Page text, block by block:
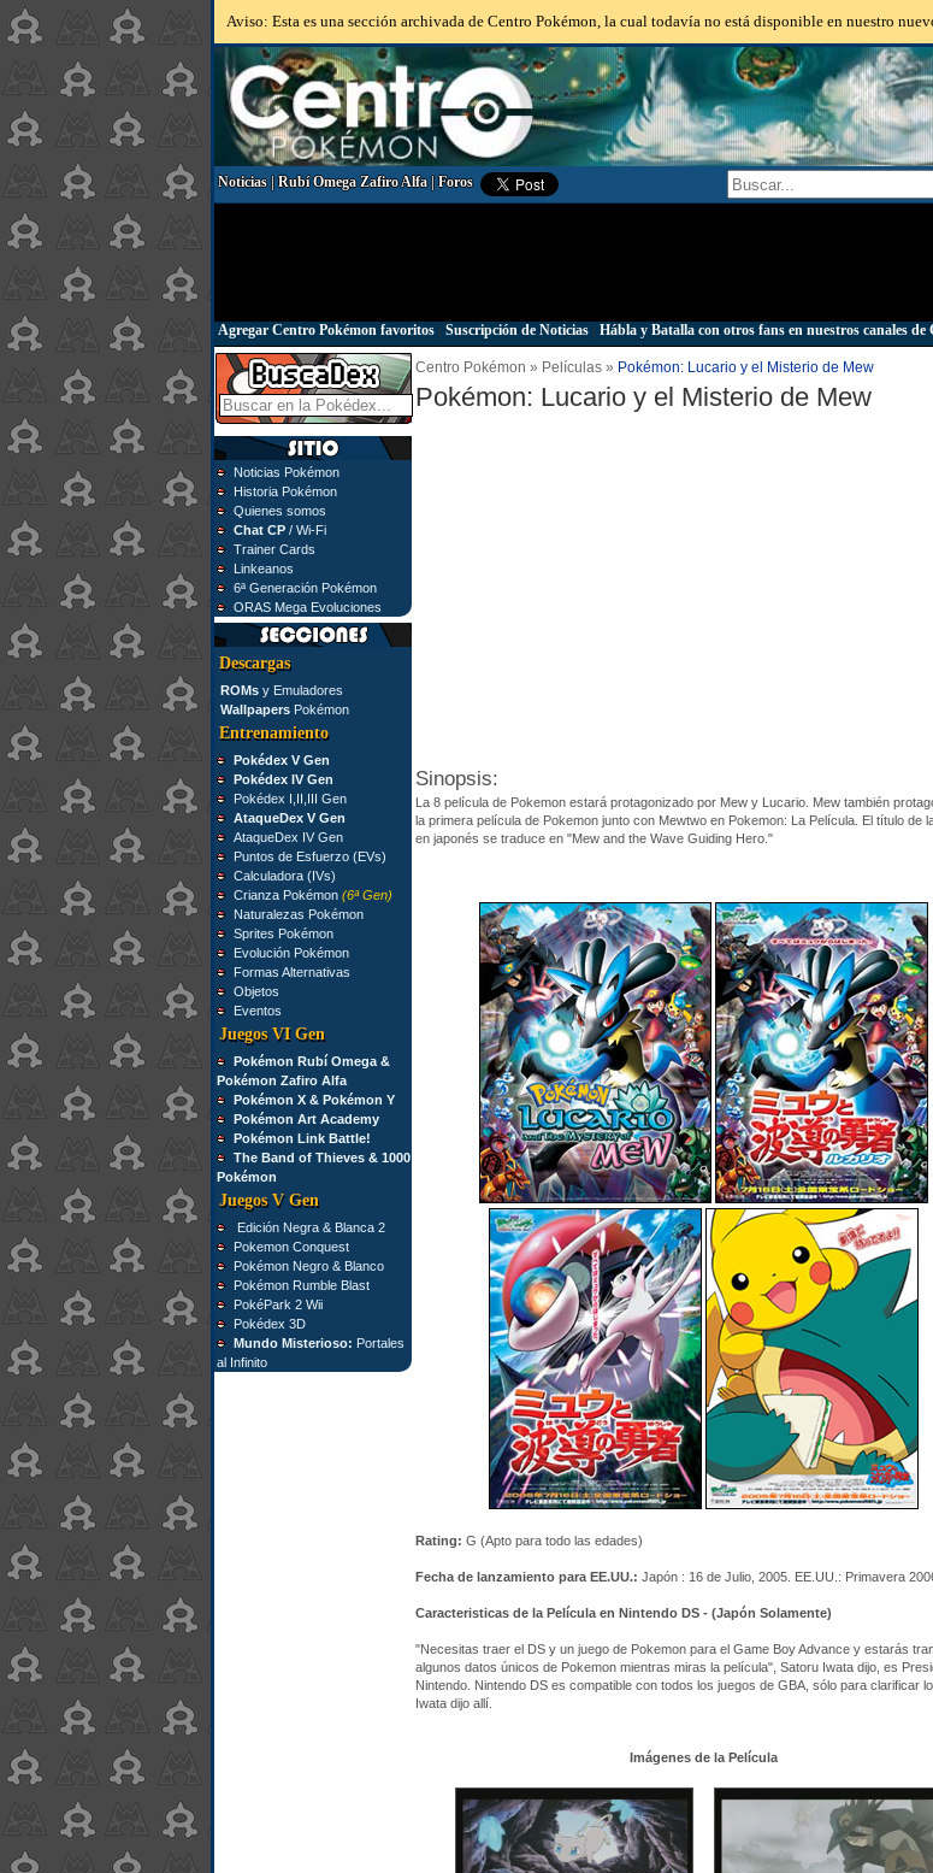
Aviso: Esta es una sección archivada de Centro Pokémon, la cual todavía no está disponible en nuestro
Noticias|Rubí Omega Zafiro Alfa|Foros
Agregar Centro Pokémon favoritos| Suscripción de Noticias| Hábla y Batalla con otros fans en nuestros canales
Noticias Pokémon
Historia Pokémon
Quienes somos
Chat CP/ Wi-Fi
Trainer Cards
Linkeanos
6ª Generación Pokémon
ORAS Mega Evoluciones
Descargas
ROMsy Emuladores
WallpapersPokémon
Entrenamiento
Pokédex V Gen
Pokédex IV Gen
Pokédex I,II,III Gen
AtaqueDex V Gen
AtaqueDex IV Gen
Puntos de Esfuerzo (EVs)
Calculadora (IVs)
Crianza Pokémon (6ª Gen)
Naturalezas Pokémon
Sprites Pokémon
Evolución Pokémon
Formas Alternativas
Objetos
Eventos
Juegos VI Gen
Pokémon Rubí Omega &
Pokémon Zafiro Alfa
Pokémon X & Pokémon Y
Pokémon Art Academy
Pokémon Link Battle!
The Band of Thieves & 1000
Pokémon
Juegos V Gen
Edición Negra & Blanca 2
Pokemon Conquest
Pokémon Negro & Blanco
Pokémon Rumble Blast
PokéPark 2 Wii
Pokédex 3D
Mundo Misterioso: Portales
al Infinito
Centro Pokémon » Películas » Pokémon: Lucario y el Misterio de Mew
Pokémon: Lucario y el Misterio de Mew
Sinopsis:
La 8 película de Pokemon estará protagonizado por Mew y Lucario. Mew también
la primera película de Pokemon junto con Mewtwo en Pokemon: La Película. El título de
en japonés se traduce en "Mew and the Wave Guiding Hero."
Rating: G (Apto para todo las edades)
Fecha de lanzamiento para EE.UU.: Japón : 16 de Julio, 2005. EE.UU.: Primavera
Caracteristicas de la Película en Nintendo DS - (Japón Solamente)
"Necesitas traer el DS y un juego de Pokemon para el Game Boy Advance y estarás
algunos datos únicos de Pokemon mientras miras la película", Satoru Iwata dijo, es
Nintendo. Nintendo DS es compatible con todos los juegos de GBA, sólo para clarificar
Iwata dijo allí.
Imágenes de la Película